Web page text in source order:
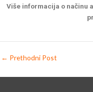
Više informacija o načinu
← Prethodni Post